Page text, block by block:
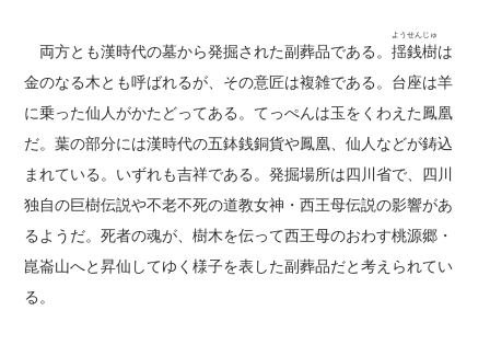
両方とも漢時代の墓から発掘された副葬品である。揺銭樹
ようせんじゅ
は
金のなる木とも呼ばれるが、その意匠は複雑である。台座は羊
に乗った仙人がかたどってある。てっぺんは玉をくわえた鳳凰
だ。葉の部分には漢時代の五鉢銭銅貨や鳳凰、仙人などが鋳込
まれている。いずれも吉祥である。発掘場所は四川省で、四川
独自の巨樹伝説や不老不死の道教女神・西王母伝説の影響があ
るようだ。死者の魂が、樹木を伝って西王母のおわす桃源郷・
崑崙山へと昇仙してゆく様子を表した副葬品だと考えられてい
る。